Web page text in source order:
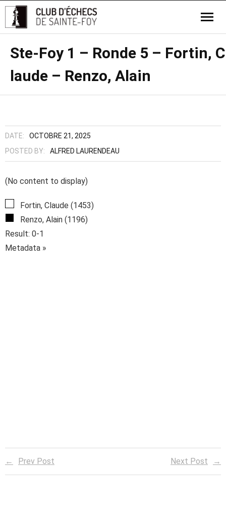
Ste-Foy 1 – Ronde 5 – Fortin, C
laude – Renzo, Alain
DATE:
OCTOBRE 21, 2025
POSTED BY:
ALFRED LAURENDEAU
(No content to display)
Fortin, Claude (1453)
Renzo, Alain (1196)
Result: 0-1
Metadata »
Prev Post Next Post